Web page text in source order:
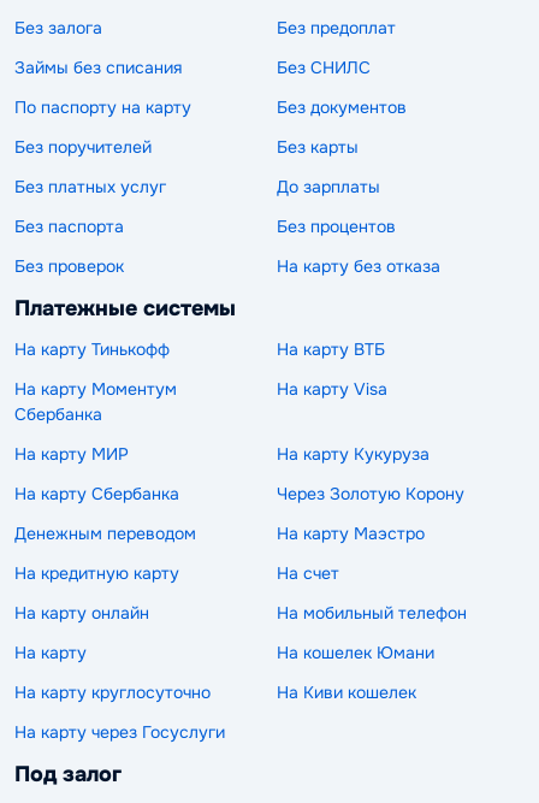
Без залога
Без предоплат
Займы без списания
Без СНИЛС
По паспорту на карту
Без документов
Без поручителей
Без карты
Без платных услуг
До зарплаты
Без паспорта
Без процентов
Без проверок
На карту без отказа
Платежные системы
На карту Тинькофф
На карту ВТБ
На карту Моментум
Сбербанка
На карту Visa
На карту МИР
На карту Кукуруза
На карту Сбербанка
Через Золотую Корону
Денежным переводом
На карту Маэстро
На кредитную карту
На счет
На карту онлайн
На мобильный телефон
На карту
На кошелек Юмани
На карту круглосуточно
На Киви кошелек
На карту через Госуслуги
Под залог